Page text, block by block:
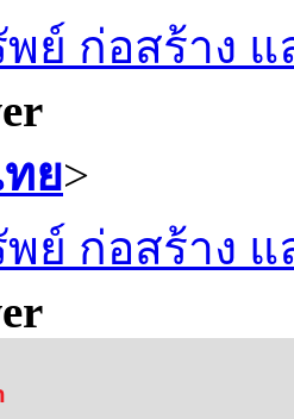
ย์ ก่อสร้าง
ย>
ย์ ก่อสร้าง